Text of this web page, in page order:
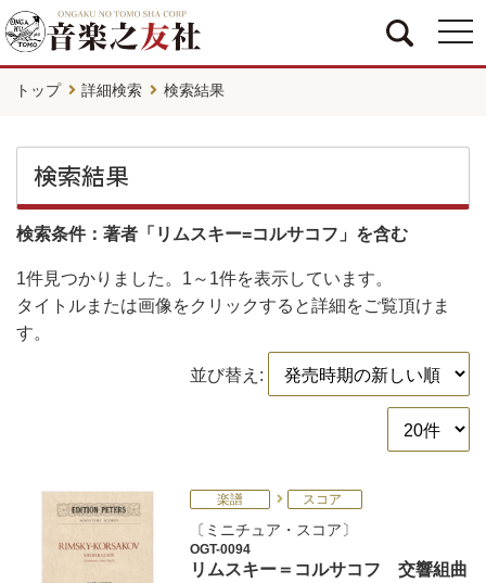
トップ 詳細検索 検索結果
検索結果
検索条件：著者「リムスキー=コルサコフ」を含む
1件見つかりました。 1～1件を表示しています。
タイトルまたは画像をクリックすると詳細をご覧頂けま
す。
並び替え:
楽譜 スコア
ミニチュア・スコア
OGT-0094
リムスキー＝コルサコフ 交響組曲